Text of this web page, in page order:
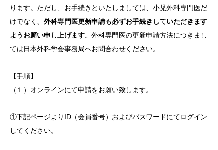
ります。ただし、お手続きといたしましては、小児外科専門医だ
けでなく、 外科専門医更新申請も必ずお手続きしていただきます
ようお願い申し上げます。 外科専門医の更新申請方法につきまし
ては日本外科学会事務局へお問合わせください。
【手順】
（１）オンラインにて申請をお願い致します。
①下記ページよりID（会員番号）およびパスワードにてログイン
してください。